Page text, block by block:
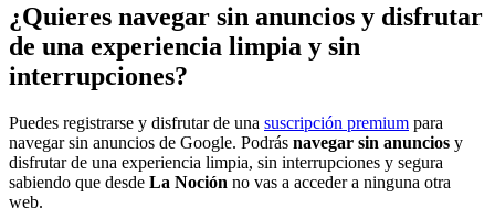
¿Quieres navegar sin anuncios y disfrutar
de una experiencia limpia y sin
interrupciones?
Puedes registrarse y disfrutar de una suscripción premium para
navegar sin anuncios de Google. Podrás navegar sin anuncios y
disfrutar de una experiencia limpia, sin interrupciones y segura
sabiendo que desde La Noción no vas a acceder a ninguna otra
web.